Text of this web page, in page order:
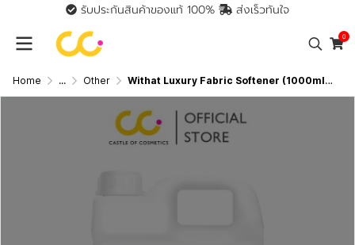
รับประกันสินค้าของแท้ 100% ส่งเร็วทันใจ
0
Home ... Other Withat Luxury Fabric Softener (1000ml) วิทแทท น้ำยาปรับผ้านุ่มสูตรเข้มข้นพิเศษ